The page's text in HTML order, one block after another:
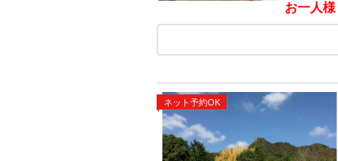
お一人様
ネット予約OK